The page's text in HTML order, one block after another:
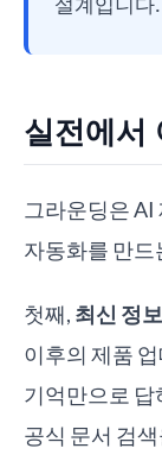
실전에서
그라운딩은 AI
자동화를 만드
첫째, 최신 정
이후의 제품
기억만으로 답
공식 문서 검